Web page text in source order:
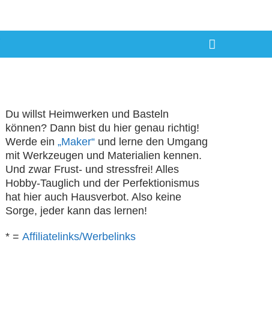
Du willst Heimwerken und Basteln
können? Dann bist du hier genau richtig!
Werde ein „Maker“ und lerne den Umgang
mit Werkzeugen und Materialien kennen.
Und zwar Frust- und stressfrei! Alles
Hobby-Tauglich und der Perfektionismus
hat hier auch Hausverbot. Also keine
Sorge, jeder kann das lernen!
* = Affiliatelinks/Werbelinks